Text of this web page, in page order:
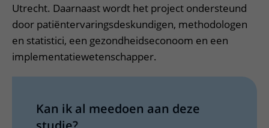
Utrecht. Daarnaast wordt het project ondersteund
door patiëntervaringsdeskundigen, methodologen
en statistici, een gezondheidseconoom en een
implementatiewetenschapper.
Kan ik al meedoen aan deze